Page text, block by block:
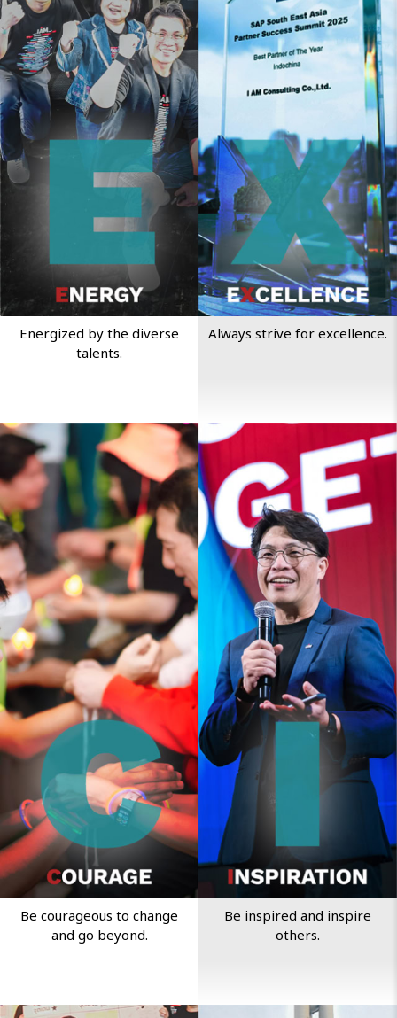
Energized by the diverse
talents.
Always strive for excellence.
Be courageous to change
and go beyond.
Be inspired and inspire
others.